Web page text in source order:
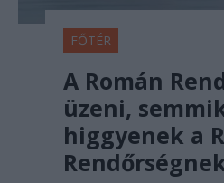
FŐTÉR
A Román
üzeni,
higgyenek a